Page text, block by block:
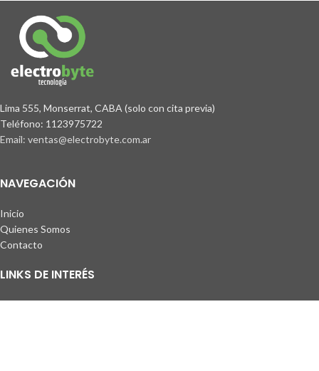
Lima 555, Monserrat, CABA (solo con cita previa)
Teléfono: 1123975722
Email: ventas@electrobyte.com.ar
NAVEGACIÓN
Inicio
Quienes Somos
Contacto
LINKS DE INTERÉS
Términos y condiciones